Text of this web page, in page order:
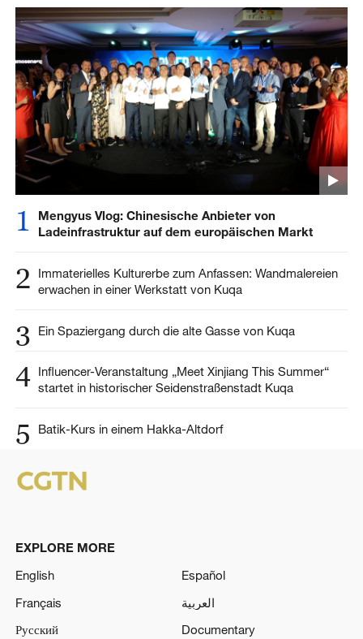
1
Mengyus Vlog: Chinesische Anbieter von
Ladeinfrastruktur auf dem europäischen Markt
2
Immaterielles Kulturerbe zum Anfassen: Wandmalereien
erwachen in einer Werkstatt von Kuqa
3 Ein Spaziergang durch die alte Gasse von Kuqa
4 Influencer-Veranstaltung „Meet Xinjiang This Summer“
startet in historischer Seidenstraßenstadt Kuqa
5 Batik-Kurs in einem Hakka-Altdorf
EXPLORE MORE
English
Español
Français
العربية
Русский
Documentary